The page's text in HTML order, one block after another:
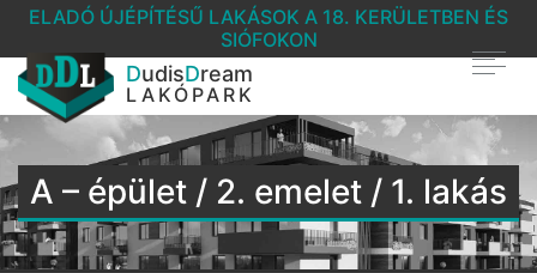
ELADÓ ÚJÉPÍTÉSŰ LAKÁSOK A 18. KERÜLETBEN ÉS
SIÓFOKON
DudisDream
LAKÓPARK
A – épület / 2. emelet / 1. lakás